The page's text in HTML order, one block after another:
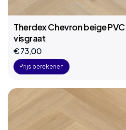
Therdex Chevron beige
visgraat
€ 73,00
Prijs berekenen